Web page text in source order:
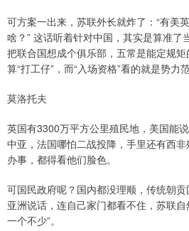
可方案一出来，苏联外长就炸了：“有美
啥？” 这话听着针对中国，其实是算准了
把联合国想成个俱乐部，五常是能定规矩
算“打工仔”，而“入场资格”看的就是势力范
莫洛托夫
英国有3300万平方公里殖民地，美国能
中亚，法国哪怕二战投降，手里还有西
办事，都得看他们脸色。
可国民政府呢？国内都没理顺，传统朝
亚洲说话，连自己家门都看不住，苏联
一个不少”。